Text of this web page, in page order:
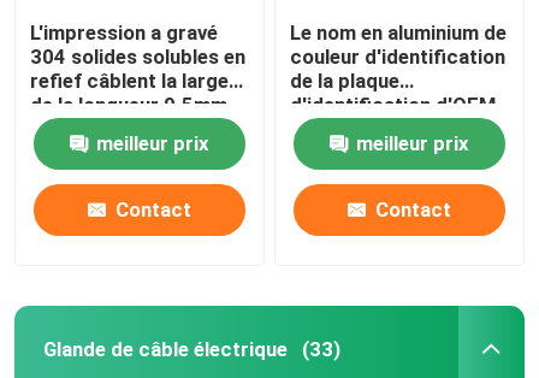
L'impression a gravé
304 solides solubles en
refief câblent la largeur
de la longueur 9.5mm
du plat 89mm
d'étiquettemeilleur prix
Contact
Le nom en aluminium de
couleur d'identification
de la plaque
d'identification d'OEM
73*38*0.5mm
étiquette pour
l'équipement
meilleur prix
Contact
Glande de câble électrique (33)